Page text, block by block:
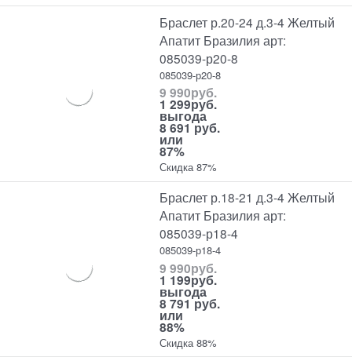
Браслет р.20-24 д.3-4 Желтый
Апатит Бразилия арт:
085039-р20-8
085039-р20-8
9 990руб.
1 299руб.
выгода
8 691 руб.
или
87%
Скидка 87%
Браслет р.18-21 д.3-4 Желтый
Апатит Бразилия арт:
085039-р18-4
085039-р18-4
9 990руб.
1 199руб.
выгода
8 791 руб.
или
88%
Скидка 88%